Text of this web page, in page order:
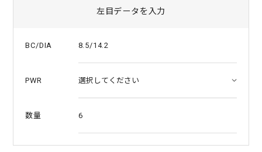
左目データを入力
BC/DIA 8.5/14.2
PWR
数量 6